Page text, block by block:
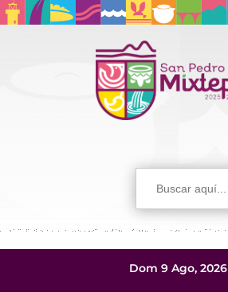
Buscar:
Dom 9 Ago, 2026